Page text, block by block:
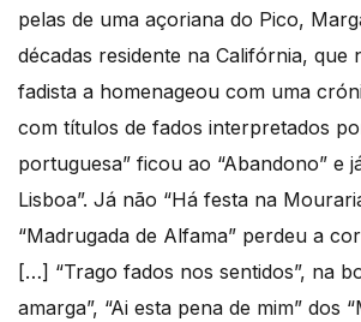
pelas de uma açoriana do Pico,
décadas residente na Califórnia, que
fadista a homenageou com uma
com títulos de fados interpretados
portuguesa” ficou ao “Abandono” e
Lisboa”. Já não “Há festa na
“Madrugada de Alfama” perdeu a
[…] “Trago fados nos sentidos”, na
amarga”, “Ai esta pena de mim” dos